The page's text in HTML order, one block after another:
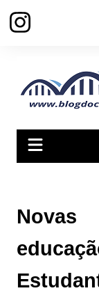
para
Novas